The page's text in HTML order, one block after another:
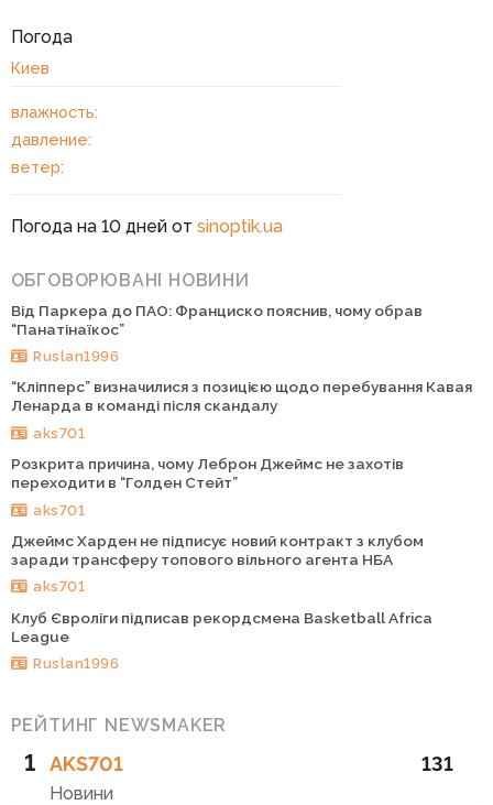
Погода
Киев
влажность:
давление:
ветер:
Погода на 10 дней от sinoptik.ua
ОБГОВОРЮВАНІ НОВИНИ
Від Паркера до ПАО: Франциско пояснив, чому обрав
“Панатінаїкос”
Ruslan1996
“Кліпперс” визначилися з позицією щодо перебування Кавая
Ленарда в команді після скандалу
aks701
Розкрита причина, чому Леброн Джеймс не захотів
переходити в “Голден Стейт”
aks701
Джеймс Харден не підписує новий контракт з клубом
заради трансферу топового вільного агента НБА
aks701
Клуб Євроліги підписав рекордсмена Basketball Africa
League
Ruslan1996
РЕЙТИНГ NEWSMAKER
1 AKS701
Новини
131